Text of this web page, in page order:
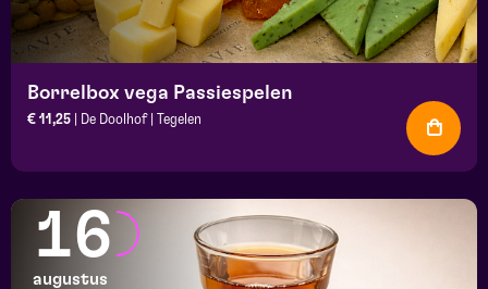
Borrelbox vega Passiespelen
€ 11,25 | De Doolhof | Tegelen
16
augustus